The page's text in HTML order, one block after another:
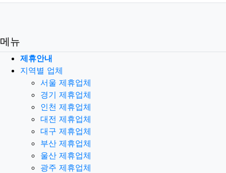
메뉴
제휴안내
지역별 업체
서울 제휴업체
경기 제휴업체
인천 제휴업체
대전 제휴업체
대구 제휴업체
부산 제휴업체
울산 제휴업체
광주 제휴업체